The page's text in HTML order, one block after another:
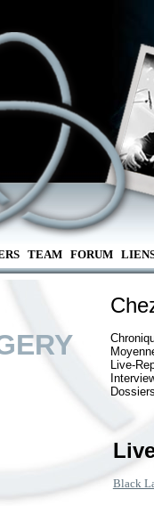
TEAM FORUM
Live-
Dossiers
Black